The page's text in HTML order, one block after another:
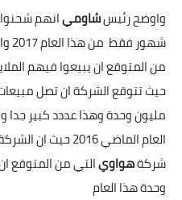
واوضح رئيسشاومي
من المتوقع ان يبيعوا فيهم
حيث تتوقع الشركة ان تصل
مليون وحدة وهذا عددد كبير جدا
العام الماضي
شركةهواوي
وحدة هذا العام